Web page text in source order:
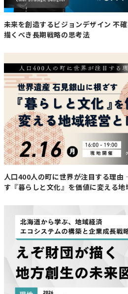
から思ってもらえる温
温泉や宿泊施設を経営をするうえ
行・観光業への影響は計り知れ
が相当あったのは事実ですが、こ
次に来るステップに備えようと
コロナ真っただ中で多くの観光
強いられていましたが、今やる
でいた温泉自体の改装工事に着
いのに確実に支出は出るという
コロナで行動が制限される中でも
足を運んでくれた地元のお客さ
外のお客さんには本当に救われ
運び続けてくれた地元も町外のお
ました。
「本気ですごいサウ
温泉×サウナに予約
ラン＆グッドデザイ
未来を創造するビジョンデザイン 不
描くべき長期戦略の思考法
人口400人の町に世界が注目する理
す『暮らしと文化』を価値に変える地